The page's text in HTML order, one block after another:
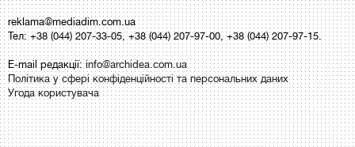
reklama@mediadim.com.ua
Тел: +38 (044) 207-33-05, +38 (044) 207-97-00, +38 (044) 207-97-15.
E-mail редакції:info@archidea.com.ua
Політика у сфері конфіденційності та персональних даних
Угода користувача